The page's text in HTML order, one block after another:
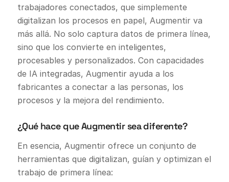
trabajadores conectados, que simplemente
digitalizan los procesos en papel, Augmentir va
más allá. No solo captura datos de primera línea,
sino que los convierte en inteligentes,
procesables y personalizados. Con capacidades
de IA integradas, Augmentir ayuda a los
fabricantes a conectar a las personas, los
procesos y la mejora del rendimiento.
¿Qué hace que Augmentir sea diferente?
En esencia, Augmentir ofrece un conjunto de
herramientas que digitalizan, guían y optimizan el
trabajo de primera línea: